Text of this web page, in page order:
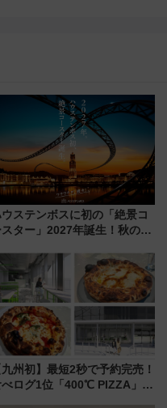
ステンボスに初の「絶景コ
スター」2027年誕生！秋の
一挙紹介
九州初】最短2秒で予約完売！
ログ1位「400℃ PIZZA」が